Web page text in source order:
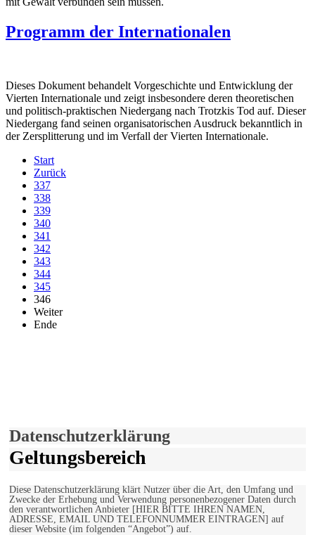
Programm der Internationalen
Dieses Dokument behandelt Vorgeschichte und Entwicklung der
Vierten Internationale und zeigt insbesondere deren theoretischen
und politisch-praktischen Niedergang nach Trotzkis Tod auf. Dieser
Niedergang fand seinen organisatorischen Ausdruck bekanntlich in
der Zersplitterung und im Verfall der Vierten Internationale.
Start
Zurück
337
338
339
340
341
342
343
344
345
346
Weiter
Ende
Datenschutzerklärung
Geltungsbereich
Diese Datenschutzerklärung klärt Nutzer über die Art, den Umfang und
Zwecke der Erhebung und Verwendung personenbezogener Daten durch
den verantwortlichen Anbieter [HIER BITTE IHREN NAMEN,
ADRESSE, EMAIL UND TELEFONNUMMER EINTRAGEN] auf
dieser Website (im folgenden “Angebot”) auf.